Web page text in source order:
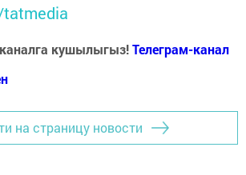
кушылыгыз!Телеграм-канал
на страницу новости